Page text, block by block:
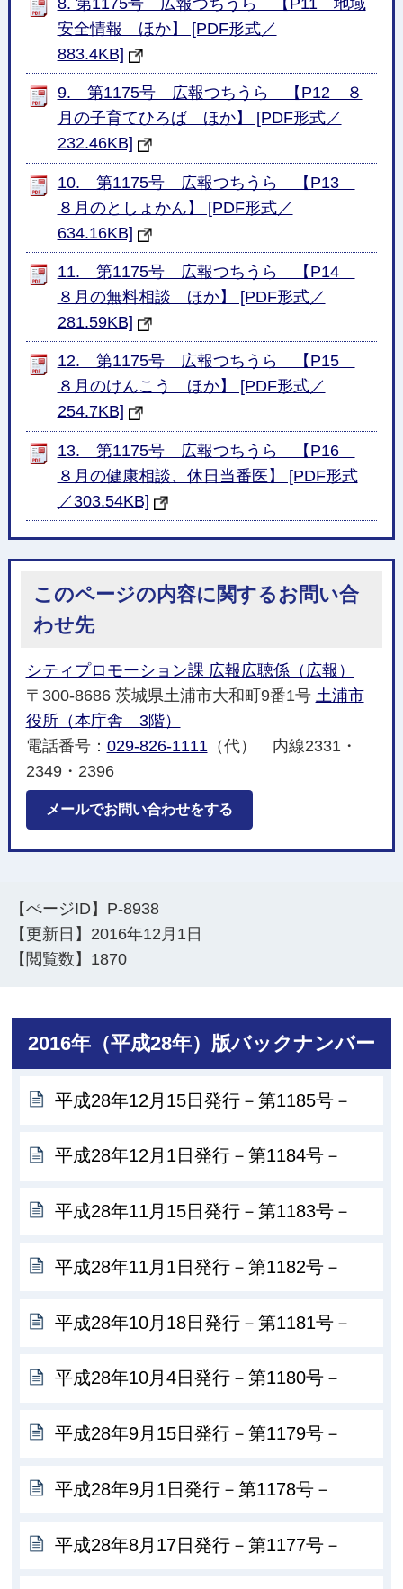
安全情報 ほか】 [PDF形式／
883.4KB]
9. 第1175号 広報つちうら 【P12 ８
月の子育てひろば ほか】 [PDF形式／
232.46KB]
10. 第1175号 広報つちうら 【P13
８月のとしょかん】 [PDF形式／
634.16KB]
11. 第1175号 広報つちうら 【P14
８月の無料相談 ほか】 [PDF形式／
281.59KB]
12. 第1175号 広報つちうら 【P15
８月のけんこう ほか】 [PDF形式／
254.7KB]
13. 第1175号 広報つちうら 【P16
８月の健康相談、休日当番医】 [PDF形式
／303.54KB]
このページの内容に関するお問い合
わせ先
シティプロモーション課 広報広聴係（広報）
〒300-8686 茨城県土浦市大和町9番1号 土浦市
役所（本庁舎 3階）
電話番号： 029-826-1111（代） 内線2331・
2349・2396
メールでお問い合わせをする
【ぺージID】 P-8938
【更新日】 2016年12月1日
【閲覧数】 1870
2016年（平成28年）版バックナンバー
平成28年12月15日発行－第1185号－
平成28年12月1日発行－第1184号－
平成28年11月15日発行－第1183号－
平成28年11月1日発行－第1182号－
平成28年10月18日発行－第1181号－
平成28年10月4日発行－第1180号－
平成28年9月15日発行－第1179号－
平成28年9月1日発行－第1178号－
平成28年8月17日発行－第1177号－